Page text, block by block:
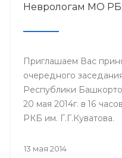
Неврологам МО РБ
Приглашаем Вас
очередного
Республики
20 мая 2014г. в 16
РКБ им. Г.Г.Куватова.
13 мая 2014